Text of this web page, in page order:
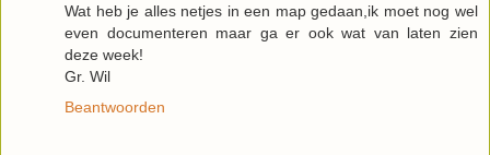
Wat heb je alles netjes in een map gedaan,ik moet nog wel
even documenteren maar ga er ook wat van laten zien
deze week!
Gr. Wil
Beantwoorden